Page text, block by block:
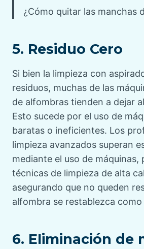
¿Cómo quitar las manchas
5. Residuo Cero
Si bien la limpieza con
residuos, muchas de las
de alfombras tienden a dejar
Esto sucede por el uso de
baratas o ineficientes. Los
limpieza avanzados superan
mediante el uso de máquinas,
técnicas de limpieza de alta
asegurando que no queden
alfombra se restablezca como
6. Eliminación de